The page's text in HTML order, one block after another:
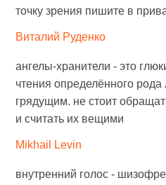
точку зрения пишите в
Виталий Руденко
ангелы-хранители - это
чтения определённого
грядущим. не стоит
и считать их вещими
Mikhail Levin
внутренний голос -